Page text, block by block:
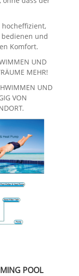
hocheffizient,
und
Komfort.
UND
MEHR!
UND
VON
POOL